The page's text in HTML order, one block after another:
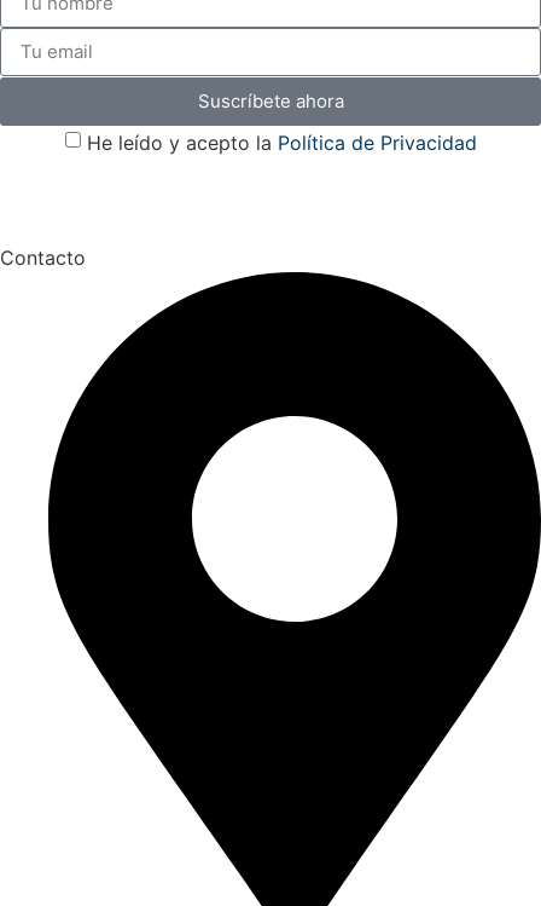
Suscríbete ahora
He leído y acepto la Política de Privacidad
Contacto